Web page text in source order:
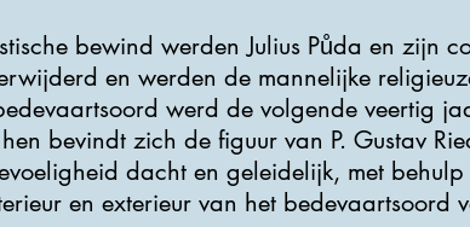
bewind werden Julius Půda en zijn
en werden de mannelijke
werd de volgende veertig
bevindt zich de figuur van P. Gustav
dacht en geleidelijk, met
en exterieur van het bedevaartsoord